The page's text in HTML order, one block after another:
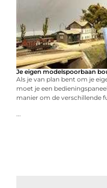
Je eigen modelspoorbaan
Als je van plan bent om je
moet je een
manier om de verschillende
...